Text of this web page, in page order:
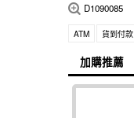
D1090085
ATM 貨到付款
加購推薦